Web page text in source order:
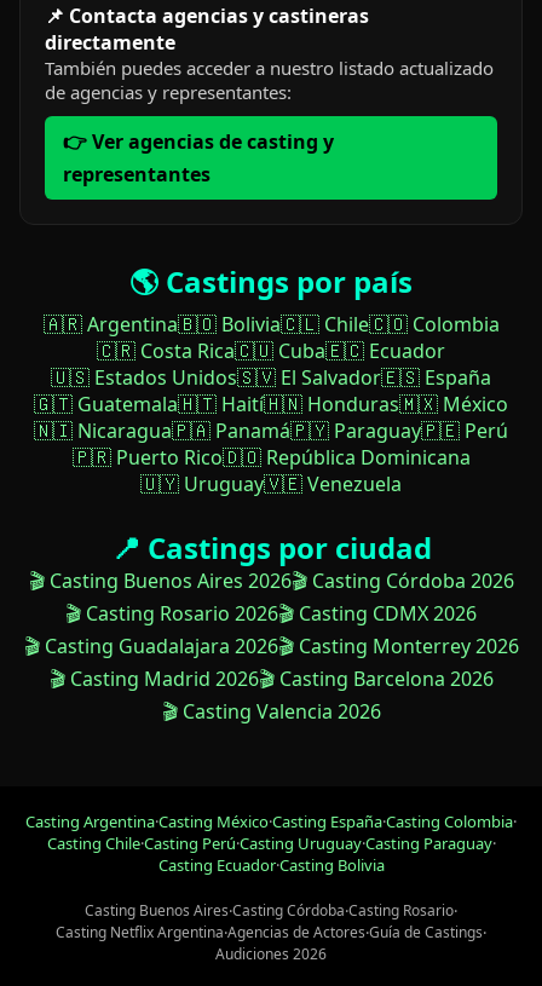
📌 Contacta agencias y castineras
directamente
También puedes acceder a nuestro listado actualizado
de agencias y representantes:
👉 Ver agencias de casting y
representantes
🌎 Castings por país
🇦🇷 Argentina🇧🇴 Bolivia🇨🇱 Chile🇨🇴 Colombia
🇨🇷 Costa Rica🇨🇺 Cuba🇪🇨 Ecuador
🇺🇸 Estados Unidos🇸🇻 El Salvador🇪🇸 España
🇬🇹 Guatemala🇭🇹 Haití🇭🇳 Honduras🇲🇽 México
🇳🇮 Nicaragua🇵🇦 Panamá🇵🇾 Paraguay🇵🇪 Perú
🇵🇷 Puerto Rico🇩🇴 República Dominicana
🇺🇾 Uruguay🇻🇪 Venezuela
📍 Castings por ciudad
🎬 Casting Buenos Aires 2026🎬 Casting Córdoba 2026
🎬 Casting Rosario 2026🎬 Casting CDMX 2026
🎬 Casting Guadalajara 2026🎬 Casting Monterrey 2026
🎬 Casting Madrid 2026🎬 Casting Barcelona 2026
🎬 Casting Valencia 2026
Casting Argentina·Casting México·Casting España·Casting Colombia·
Casting Chile·Casting Perú·Casting Uruguay·Casting Paraguay·
Casting Ecuador·Casting Bolivia
Casting Buenos Aires·Casting Córdoba·Casting Rosario·
Casting Netflix Argentina·Agencias de Actores·Guía de Castings·
Audiciones 2026